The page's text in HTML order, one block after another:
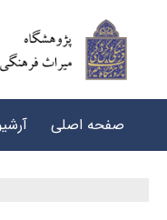
صفحه اصلی